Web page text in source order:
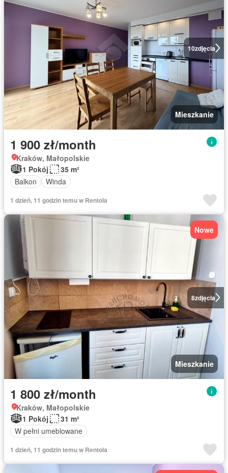
10zdjęcia
Mieszkanie
1 900 zł/month
Kraków, Małopolskie
1 Pokój
35 m²
Balkon
Winda
1 dzień, 11 godzin temu w Rentola
8zdjęcia
Nowe
Mieszkanie
1 800 zł/month
Kraków, Małopolskie
1 Pokój
31 m²
W pełni umeblowane
1 dzień, 11 godzin temu w Rentola